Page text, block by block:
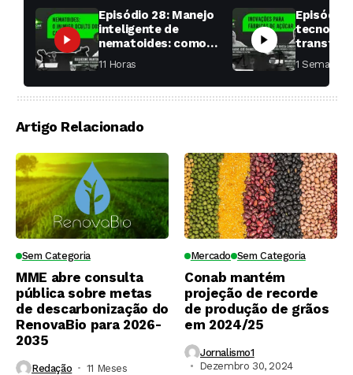
Episódio 28: Manejo
inteligente de
nematoides: como
aumentar a
produtividade das
soqueiras?
11 Horas ⁮
Episódio
fábricas
1 Semana ⁮
Artigo Relacionado
Sem Categoria
MME abre consulta
pública sobre metas
de descarbonização do
RenovaBio para 2026-
2035
Redação 11 Meses ⁮
Mercado Sem Categoria
Conab mantém
projeção de recorde
de produção de grãos
em 2024/25
Jornalismo1
Dezembro 30, 2024